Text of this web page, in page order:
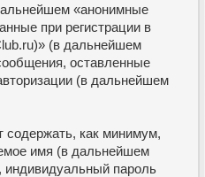
«анонимные
при регистрации в
(в дальнейшем
оставленные
(в дальнейшем
содержать, как минимум,
имя (в дальнейшем
индивидуальный пароль